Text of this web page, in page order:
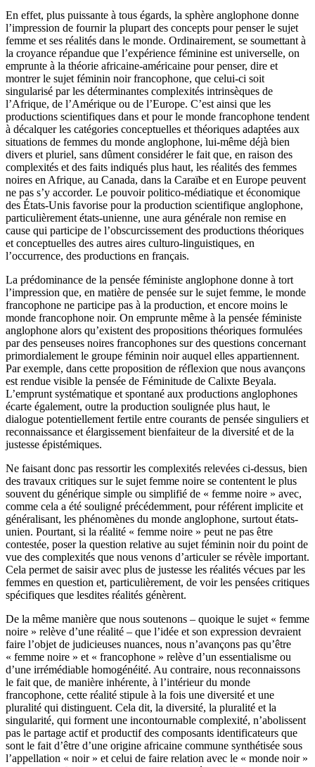
En effet, plus puissante à tous égards, la sphère anglophone donne
l’impression de fournir la plupart des concepts pour penser le sujet
femme et ses réalités dans le monde. Ordinairement, se soumettant à
la croyance répandue que l’expérience féminine est universelle, on
emprunte à la théorie africaine-américaine pour penser, dire et
montrer le sujet féminin noir francophone, que celui-ci soit
singularisé par les déterminantes complexités intrinsèques de
l’Afrique, de l’Amérique ou de l’Europe. C’est ainsi que les
productions scientifiques dans et pour le monde francophone tendent
à décalquer les catégories conceptuelles et théoriques adaptées aux
situations de femmes du monde anglophone, lui-même déjà bien
divers et pluriel, sans dûment considérer le fait que, en raison des
complexités et des faits indiqués plus haut, les réalités des femmes
noires en Afrique, au Canada, dans la Caraïbe et en Europe peuvent
ne pas s’y accorder. Le pouvoir politico-médiatique et économique
des États-Unis favorise pour la production scientifique anglophone,
particulièrement états-unienne, une aura générale non remise en
cause qui participe de l’obscurcissement des productions théoriques
et conceptuelles des autres aires culturo-linguistiques, en
l’occurrence, des productions en français.
La prédominance de la pensée féministe anglophone donne à tort
l’impression que, en matière de pensée sur le sujet femme, le monde
francophone ne participe pas à la production, et encore moins le
monde francophone noir. On emprunte même à la pensée féministe
anglophone alors qu’existent des propositions théoriques formulées
par des penseuses noires francophones sur des questions concernant
primordialement le groupe féminin noir auquel elles appartiennent.
Par exemple, dans cette proposition de réflexion que nous avançons
est rendue visible la pensée de Féminitude de Calixte Beyala.
L’emprunt systématique et spontané aux productions anglophones
écarte également, outre la production soulignée plus haut, le
dialogue potentiellement fertile entre courants de pensée singuliers et
reconnaissance et élargissement bienfaiteur de la diversité et de la
justesse épistémiques.
Ne faisant donc pas ressortir les complexités relevées ci-dessus, bien
des travaux critiques sur le sujet femme noire se contentent le plus
souvent du générique simple ou simplifié de « femme noire » avec,
comme cela a été souligné précédemment, pour référent implicite et
généralisant, les phénomènes du monde anglophone, surtout états-
unien. Pourtant, si la réalité « femme noire » peut ne pas être
contestée, poser la question relative au sujet féminin noir du point de
vue des complexités que nous venons d’articuler se révèle important.
Cela permet de saisir avec plus de justesse les réalités vécues par les
femmes en question et, particulièrement, de voir les pensées critiques
spécifiques que lesdites réalités génèrent.
De la même manière que nous soutenons – quoique le sujet « femme
noire » relève d’une réalité – que l’idée et son expression devraient
faire l’objet de judicieuses nuances, nous n’avançons pas qu’être
« femme noire » et « francophone » relève d’un essentialisme ou
d’une irrémédiable homogénéité. Au contraire, nous reconnaissons
le fait que, de manière inhérente, à l’intérieur du monde
francophone, cette réalité stipule à la fois une diversité et une
pluralité qui distinguent. Cela dit, la diversité, la pluralité et la
singularité, qui forment une incontournable complexité, n’abolissent
pas le partage actif et productif des composants identificateurs que
sont le fait d’être d’une origine africaine commune synthétisée sous
l’appellation « noir » et celui de faire relation avec le « monde noir »